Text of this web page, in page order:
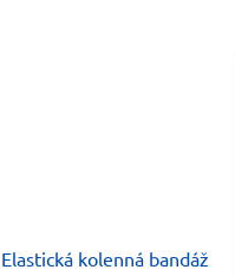
Elastická kolenná bandáž